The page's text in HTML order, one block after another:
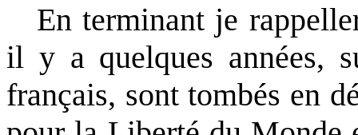
En terminant je
il y a quelques années,
français, sont tombés en